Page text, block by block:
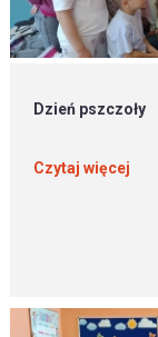
Dzień pszczoły
Czytaj więcej